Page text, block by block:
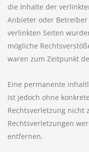
die Inhalte der
Anbieter oder
verlinkten Seiten
mögliche
waren zum Zeitpunkt
Eine permanente
ist jedoch ohne
Rechtsverletzung nicht
Rechtsverletzungen
entfernen.